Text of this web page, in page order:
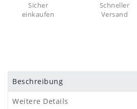
Sicher
einkaufen
Schneller
Versand
Beschreibung
Weitere Details